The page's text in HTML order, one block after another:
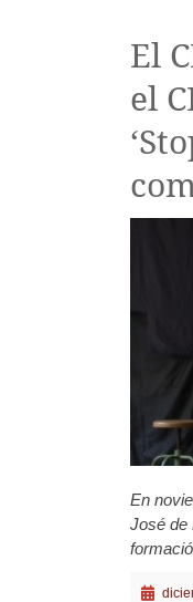
El
el
En
José de